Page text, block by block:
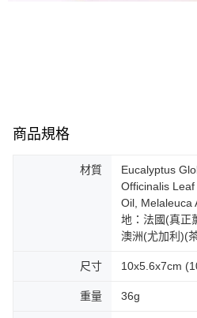
商品規格
材質
Eucalyptus
Officinalis
Oil, Melaleuca
地：法國(真正
澳洲(尤加利)(
尺寸 10x5.6x7cm
重量 36g